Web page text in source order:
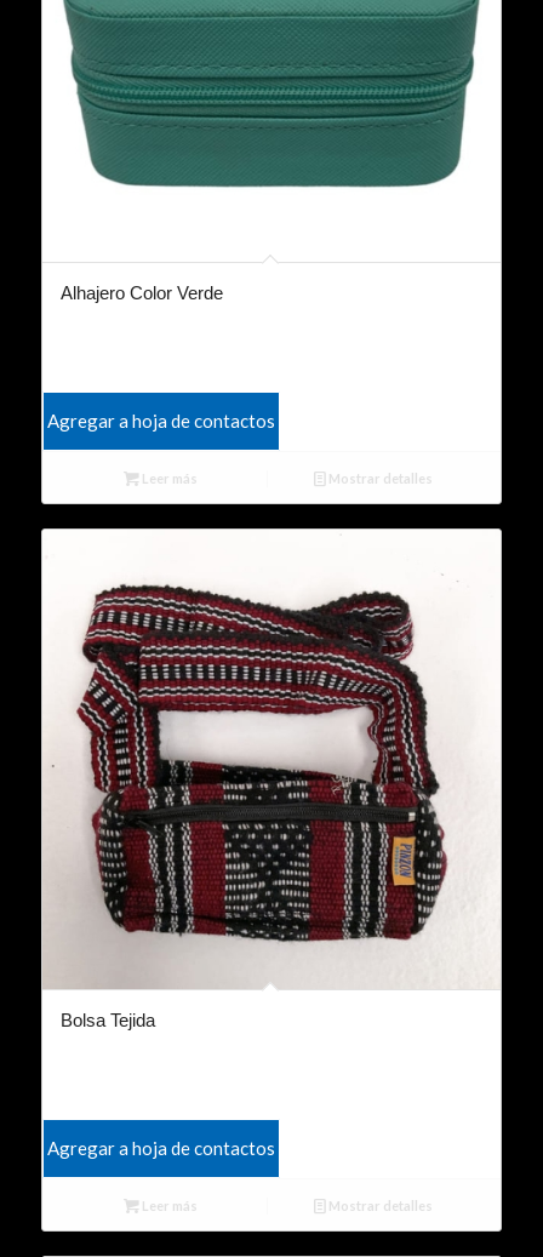
Alhajero Color Verde
Agregar a hoja de contactos
Leer más Mostrar detalles
Bolsa Tejida
Agregar a hoja de contactos
Leer más Mostrar detalles